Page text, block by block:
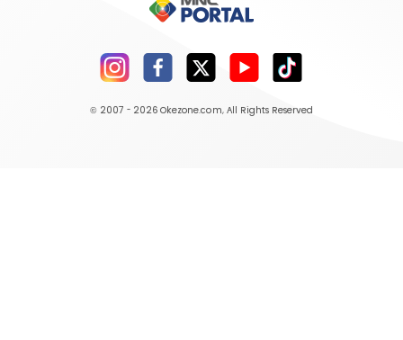
© 2007 - 2026 Okezone.com, All Rights Reserved